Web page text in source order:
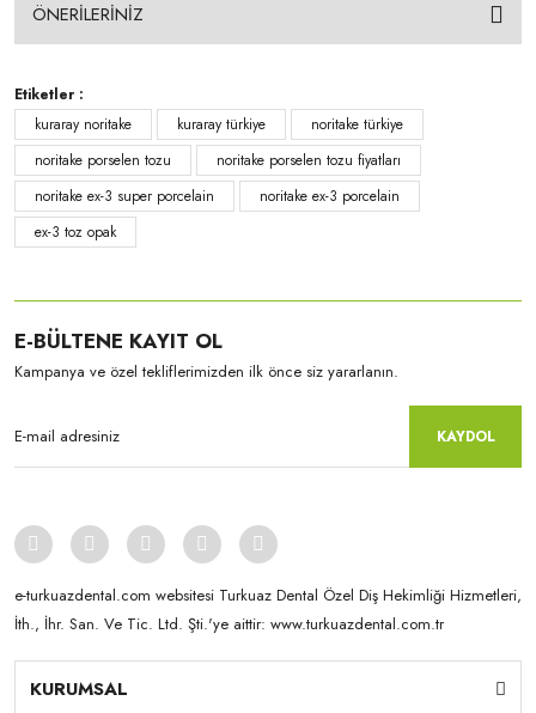
ÖNERİLERİNİZ
Etiketler :
kuraray noritake
kuraray türkiye
noritake türkiye
noritake porselen tozu
noritake porselen tozu fiyatları
noritake ex-3 super porcelain
noritake ex-3 porcelain
ex-3 toz opak
E-BÜLTENE KAYIT OL
Kampanya ve özel tekliflerimizden ilk önce siz yararlanın.
KAYDOL
e-turkuazdental.com websitesi Turkuaz Dental Özel Diş Hekimliği Hizmetleri,
İth., İhr. San. Ve Tic. Ltd. Şti.'ye aittir: www.turkuazdental.com.tr
KURUMSAL